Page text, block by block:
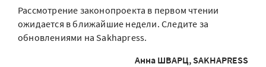
Рассмотрение законопроекта в первом чтении
ожидается в ближайшие недели. Следите за
обновлениями на Sakhapress.
Анна ШВАРЦ, SAKHAPRESS